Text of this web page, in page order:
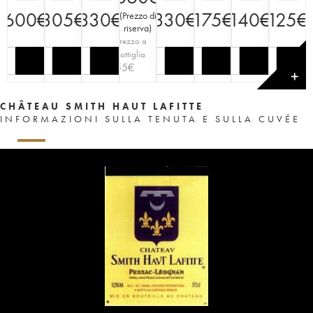
600€
305€330€(Prezzo di
riserva)
Prezzo a
bottiglia
55€
330€175€140€125€
✕
CHÂTEAU SMITH HAUT LAFITTE
INFORMAZIONI SULLA TENUTA E SULLA CUVÉE